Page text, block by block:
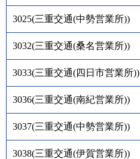
3025(三重交通(中勢営業所))
3032(三重交通(桑名営業所))
3033(三重交通(四日市営業所))
3036(三重交通(南紀営業所))
3037(三重交通(中勢営業所))
3038(三重交通(伊賀営業所))